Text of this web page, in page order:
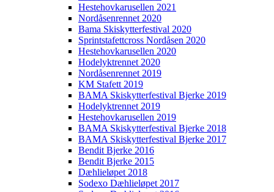
Hestehovkarusellen 2021
Nordåsenrennet 2020
Bama Skiskytterfestival 2020
Sprintstafettcross Nordåsen 2020
Hestehovkarusellen 2020
Hodelyktrennet 2020
Nordåsenrennet 2019
KM Stafett 2019
BAMA Skiskytterfestival Bjerke 2019
Hodelyktrennet 2019
Hestehovkarusellen 2019
BAMA Skiskytterfestival Bjerke 2018
BAMA Skiskytterfestival Bjerke 2017
Bendit Bjerke 2016
Bendit Bjerke 2015
Dæhlieløpet 2018
Sodexo Dæhlieløpet 2017